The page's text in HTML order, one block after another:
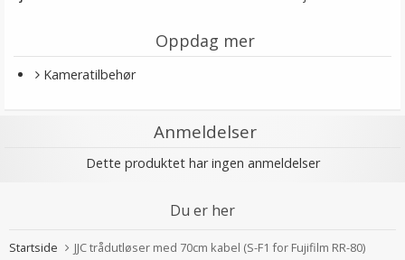
Oppdag mer
Kameratilbehør
Anmeldelser
Dette produktet har ingen anmeldelser
Du er her
Startside JJC trådutløser med 70cm kabel (S-F1 for Fujifilm RR-80)